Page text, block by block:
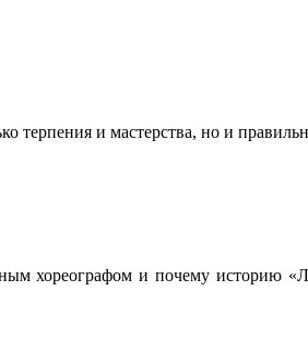
терпения и мастерства, но и
хореографом и почему историю